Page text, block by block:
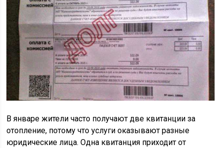
В январе жители часто получают две квитанции за
отопление, потому что услуги оказывают разные
юридические лица. Одна квитанция приходит от